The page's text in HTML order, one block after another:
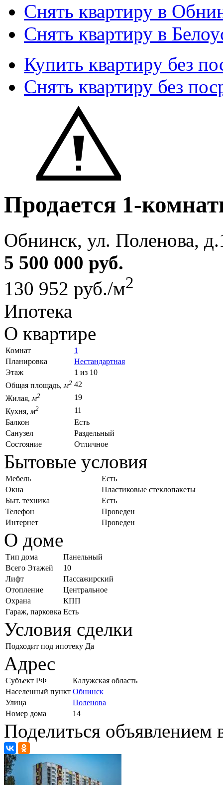
Снять квартиру в
Снять квартиру в
Купить квартиру без
Снять квартиру без
Продается 1-
Обнинск, ул. Поленова,
5 500 000 руб.
130 952 руб./м2
Ипотека
О квартире
Комнат
1
Планировка
Нестандартная
Этаж
1 из 10
Общая площадь, м2 42
Жилая, м2
19
Кухня, м2
11
Балкон
Есть
Санузел
Раздельный
Состояние
Отличное
Бытовые условия
Мебель
Есть
Окна
Пластиковые стеклопакеты
Быт. техника
Есть
Телефон
Проведен
Интернет
Проведен
О доме
Тип дома
Панельный
Всего Этажей
10
Лифт
Пассажирский
Отопление
Центральное
Охрана
КПП
Гараж, парковка Есть
Условия сделки
Подходит под ипотеку Да
Адрес
Субъект РФ
Калужская область
Населенный пункт Обнинск
Улица
Поленова
Номер дома
14
Поделиться объявлением